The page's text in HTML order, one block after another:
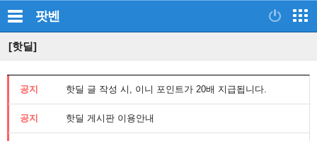
팟벤
[핫딜]
공지 핫딜 글 작성 시, 이니 포인트가 20배 지급됩니다.
공지 핫딜 게시판 이용안내